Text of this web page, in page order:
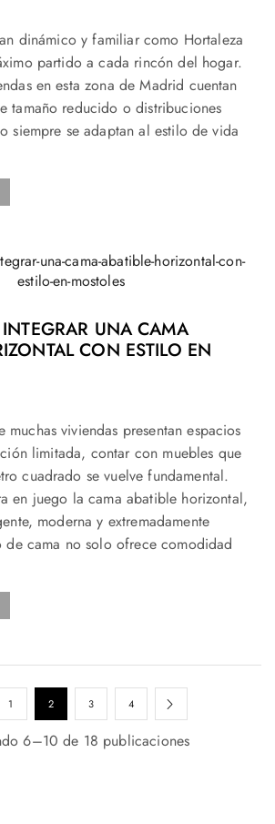
dinámico y familiar como Hortaleza
partido a cada rincón del hogar.
en esta zona de Madrid cuentan
tamaño reducido o distribuciones
siempre se adaptan al estilo de vida
UNA CAMA
CON ESTILO EN
muchas viviendas presentan espacios
limitada, contar con muebles que
cuadrado se vuelve fundamental.
en juego la cama abatible horizontal,
moderna y extremadamente
de cama no solo ofrece comodidad
6–10 de 18 publicaciones
1 2 3 4